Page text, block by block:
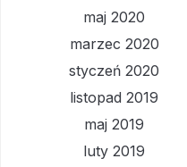
maj 2020
marzec 2020
styczeń 2020
listopad 2019
maj 2019
luty 2019